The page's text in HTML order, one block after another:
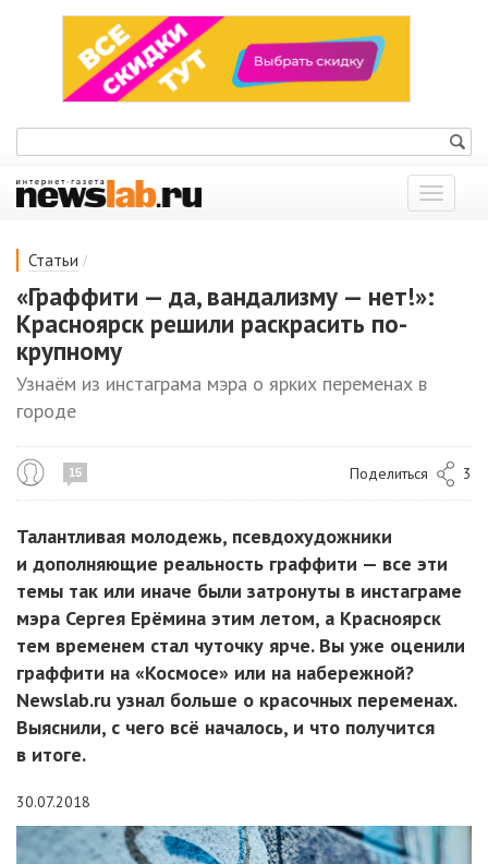
Показать
меню
Статьи /
«Граффити — да, вандализму — нет!»:
Красноярск решили раскрасить по-
крупному
Узнаём из инстаграма мэра о ярких переменах в
городе
15 Поделиться 3
Талантливая молодежь, псевдохудожники
и дополняющие реальность граффити — все эти
темы так или иначе были затронуты в инстаграме
мэра Сергея Ерёмина этим летом, а Красноярск
тем временем стал чуточку ярче. Вы уже оценили
граффити на «Космосе» или на набережной?
Newslab.ru узнал больше о красочных переменах.
Выяснили, с чего всё началось, и что получится
в итоге.
30.07.2018